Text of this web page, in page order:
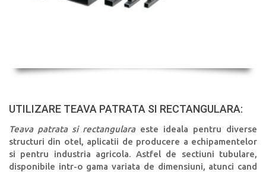
UTILIZARE TEAVA PATRATA SI RECTANGULARA:
Teava patrata si rectangularaeste ideala pentru diverse
structuri din otel, aplicatii de producere a echipamentelor
si pentru industria agricola. Astfel de sectiuni tubulare,
disponibile intr-o gama variata de dimensiuni, atunci cand